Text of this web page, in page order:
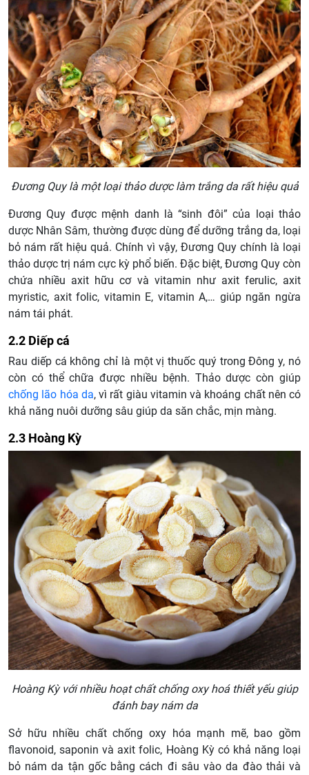
Đương Quy là một loại thảo dược làm trắng da rất hiệu quả
Đương Quy được mệnh danh là “sinh đôi” của loại thảo
dược Nhân Sâm, thường được dùng để dưỡng trắng da, loại
bỏ nám rất hiệu quả. Chính vì vậy, Đương Quy chính là loại
thảo dược trị nám cực kỳ phổ biến. Đặc biệt, Đương Quy còn
chứa nhiều axit hữu cơ và vitamin như axit ferulic, axit
myristic, axit folic, vitamin E, vitamin A,… giúp ngăn ngừa
nám tái phát.
2.2 Diếp cá
Rau diếp cá không chỉ là một vị thuốc quý trong Đông y, nó
còn có thể chữa được nhiều bệnh. Thảo dược còn giúp
chống lão hóa da, vì rất giàu vitamin và khoáng chất nên có
khả năng nuôi dưỡng sâu giúp da săn chắc, mịn màng.
2.3 Hoàng Kỳ
Hoàng Kỳ với nhiều hoạt chất chống oxy hoá thiết yếu giúp
đánh bay nám da
Sở hữu nhiều chất chống oxy hóa mạnh mẽ, bao gồm
flavonoid, saponin và axit folic, Hoàng Kỳ có khả năng loại
bỏ nám da tận gốc bằng cách đi sâu vào da đào thải và